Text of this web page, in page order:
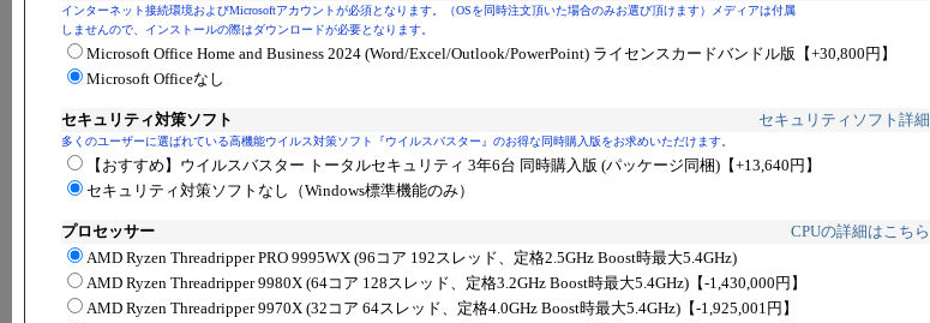
インターネット接続環境およびMicrosoftアカウントが必須となります。（OSを同時注文頂いた場合のみお選び頂けます）メディアは付属
しませんので、インストールの際はダウンロードが必要となります。
Microsoft Office Home and Business 2024 (Word/Excel/Outlook/PowerPoint) ライセンスカードバンドル版 【+30,800円】
Microsoft Officeなし
セキュリティ対策ソフト セキュリティソフト詳細
多くのユーザーに選ばれている高機能ウイルス対策ソフト『ウイルスバスター』のお得な同時購入版をお求めいただけます。
【おすすめ】ウイルスバスター トータルセキュリティ 3年6台 同時購入版 (パッケージ同梱)【+13,640円】
セキュリティ対策ソフトなし（Windows標準機能のみ）
プロセッサー
CPUの詳細はこちら
AMD Ryzen Threadripper PRO 9995WX (96コア 192スレッド、定格2.5GHz Boost時最大5.4GHz)
AMD Ryzen Threadripper 9980X (64コア 128スレッド、定格3.2GHz Boost時最大5.4GHz)【-1,430,000円】
AMD Ryzen Threadripper 9970X (32コア 64スレッド、定格4.0GHz Boost時最大5.4GHz)【-1,925,001円】